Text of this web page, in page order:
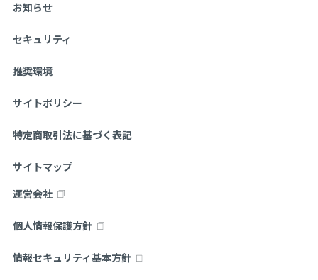
お知らせ
セキュリティ
推奨環境
サイトポリシー
特定商取引法に基づく表記
サイトマップ
運営会社
個人情報保護方針
情報セキュリティ基本方針